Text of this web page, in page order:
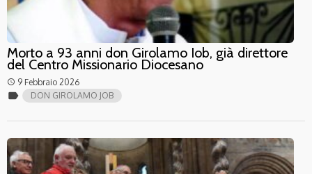
Morto a 93 anni don Girolamo Iob, già direttore
del Centro Missionario Diocesano
access_time 9 Febbraio 2026
label DON GIROLAMO JOB